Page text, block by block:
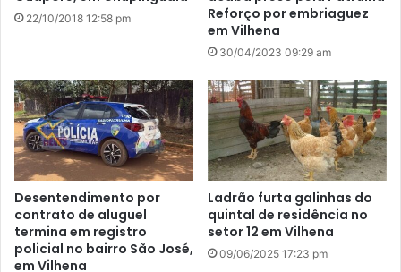
22/10/2018 12:58 pm
Reforço por embriaguez
em Vilhena
30/04/2023 09:29 am
Desentendimento por
contrato de aluguel
termina em registro
policial no bairro São José,
em Vilhena
Ladrão furta galinhas do
quintal de residência no
setor 12 em Vilhena
09/06/2025 17:23 pm